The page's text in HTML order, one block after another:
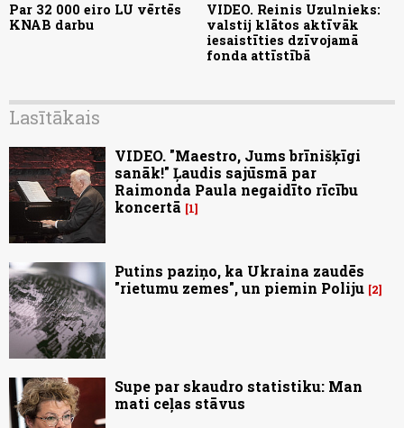
Par 32 000 eiro LU vērtēs
KNAB darbu
VIDEO. Reinis Uzulnieks:
valstij klātos aktīvāk
iesaistīties dzīvojamā
fonda attīstībā
Lasītākais
VIDEO. "Maestro, Jums brīnišķīgi
sanāk!" Ļaudis sajūsmā par
Raimonda Paula negaidīto rīcību
koncertā
1
Putins paziņo, ka Ukraina zaudēs
"rietumu zemes", un piemin Poliju 2
Supe par skaudro statistiku: Man
mati ceļas stāvus